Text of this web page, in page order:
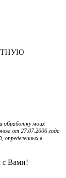
обработку моих
от 27.07.2006 года
определенных в
с Вами!